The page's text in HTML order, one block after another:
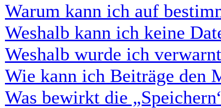
Warum kann ich auf
Weshalb kann ich keine
Weshalb wurde ich
Wie kann ich Beiträge den
Was bewirkt die